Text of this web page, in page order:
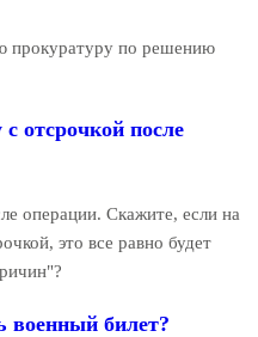
прокуратуру по решению
отсрочкой после
операции. Скажите, если на
это все равно будет
военный билет?